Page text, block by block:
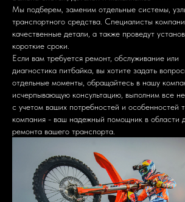
Мы подберем, заменим отдельные системы,
транспортного средства. Специалисты
качественные детали, а также проведут
короткие сроки.
Если вам требуется ремонт, обслуживание или
диагностика питбайка, вы хотите задать
отдельные моменты, обращайтесь в нашу
исчерпывающую консультацию, выполним все
с учетом ваших потребностей и особенностей
компания - ваш надежный помощник в области
ремонта вашего транспорта.